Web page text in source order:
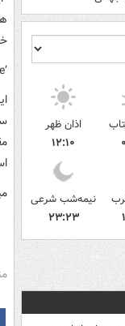
اذان ظهر
۱۲:۱۰
نیمه‌شب شرعی
۲۳:۲۳
‘Andrà tutto bene, dopo Istanbul c’e Atene’